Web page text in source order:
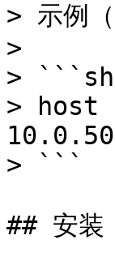
> 示例
>
> ```sh
>
> ```
## 安装